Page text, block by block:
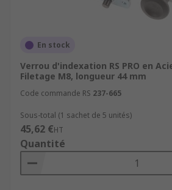
En stock
Verrou d'indexation RS PRO en
Filetage M8, longueur 44 mm
Code commande RS 237-665
Sous-total (1 sachet de 5 unités)
45,62 €HT
Quantité